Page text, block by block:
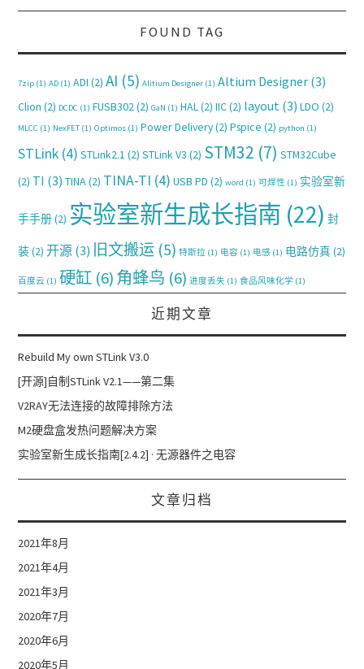
FOUND TAG
7zip (1) AD (1) ADI (2) AI (5) Alitium Designer (1) Altium Designer (3)
Clion (2) DCDC (1) FUSB302(2) GaN (1) HAL(2) IIC(2) layout (3) LDO (2)
MLCC (1) NexFET (1) Optimos (1) Power Delivery(2) Pspice (2) python (1)
STLink (4) STLink2.1 (2) STLink V3 (2) STM32 (7) STM32Cube
(2) TI (3) TINA(2) TINA-TI (4) USB PD (2) word (1) 可焊性 (1) 实验室新
手手册(2) 实验室新生成长指南 (22) 封
装 (2) 开源 (3) 旧文搬运 (5) 特斯拉 (1) 电容 (1) 电感 (1) 电路仿真 (2)
百度云 (1) 硬缸 (6)角蜂鸟 (6) 进度丢失 (1) 食品风味化学 (1)
近期文章
Rebuild My own STLink V3.0
[开源]自制STLink V2.1——第二集
V2RAY无法连接的故障排除方法
M2硬盘盒发热问题解决方案
实验室新生成长指南[2.4.2] · 无源器件之电容
文章归档
2021年8月
2021年4月
2021年3月
2020年7月
2020年6月
2020年5月